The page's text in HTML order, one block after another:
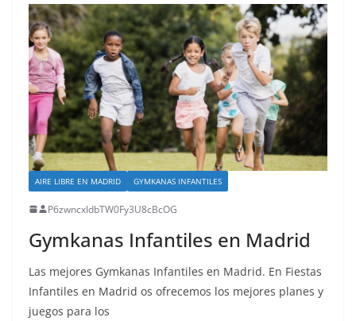
AIRE LIBRE EN MADRID GYMKANAS INFANTILES
P6zwncxIdbTW0Fy3U8cBcOG
Gymkanas Infantiles en Madrid
Las mejores Gymkanas Infantiles en Madrid. En Fiestas
Infantiles en Madrid os ofrecemos los mejores planes y
juegos para los